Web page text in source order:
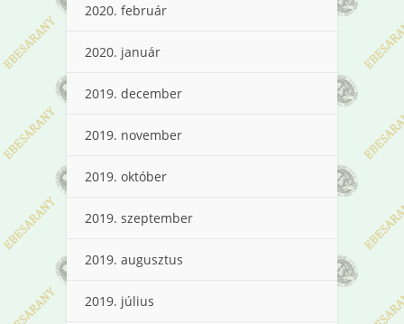
2020. február
2020. január
2019. december
2019. november
2019. október
2019. szeptember
2019. augusztus
2019. július